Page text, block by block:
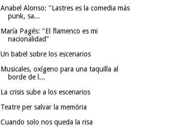
Anabel Alonso: "Lastres es la comedia más
punk, sa...
María Pagés: "El flamenco es mi
nacionalidad"
Un babel sobre los escenarios
Musicales, oxígeno para una taquilla al
borde de l...
La crisis sube a los escenarios
Teatre per salvar la memòria
Cuando solo nos queda la risa